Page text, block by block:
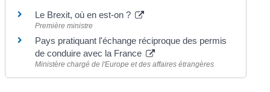
Le Brexit, où en est-on ?
Première ministre
Pays pratiquant l'échange réciproque des permis
de conduire avec la France
Ministère chargé de l'Europe et des affaires étrangères